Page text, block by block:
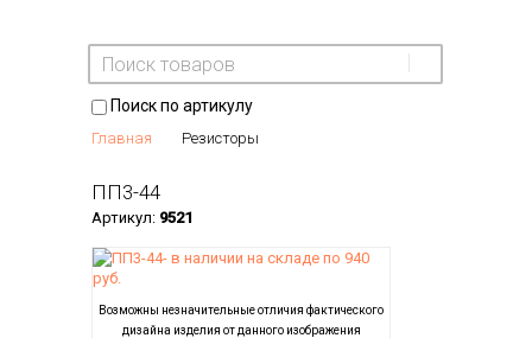
Поиск по артикулу
Главная Резисторы
ПП3-44
Артикул: 9521
Возможны незначительные отличия фактического
дизайна изделия от данного изображения